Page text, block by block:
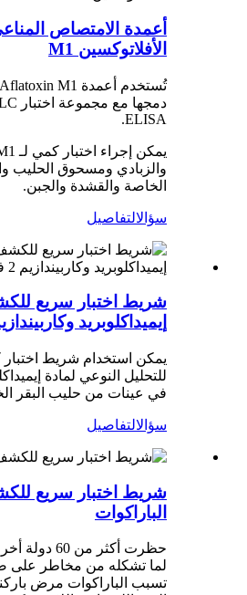
أعمدة الامتصاص
الأفلاتوكسين M1
ELISA.
والزبادي ومسحوق الحليب
الخاصة والقشدة والجبن.
سؤالالتفاصيل
شريط اختبار سريع
إيميداكلوبريد وكاربيندازيم 2
يمكن استخدام شريط اختبار
للتحليل النوعي لمادة
في عينات من حليب البقر
سؤالالتفاصيل
شريط اختبار سريع
الباراكوات
حظرت أكثر من
لما تشكله من مخاطر على
تسبب الباراكوات مرض